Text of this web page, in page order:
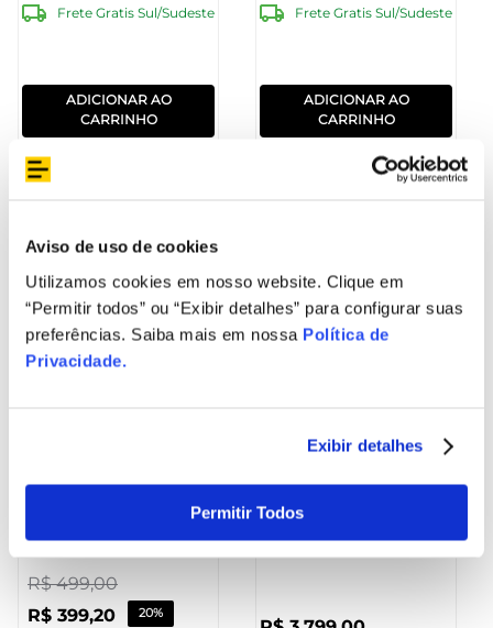
Aviso de uso de cookies
Utilizamos cookies em nosso website. Clique em
“Permitir todos” ou “Exibir detalhes” para configurar suas
preferências. Saiba mais em nossa Política de
Privacidade.
Exibir detalhes
Permitir Todos
Frete Gratis Sul/Sudeste
ADICIONAR AO
CARRINHO
Frete Gratis Sul/Sudeste
ADICIONAR AO
CARRINHO
Tela Touch Screen 7"
Tela Android e iOS -
PS01MMOUT
R$ 499,00
R$ 399,20 20%
Caixa de Som Torre
Double 15” 3500W
Pulse - SP515OUT
[Reembalado]